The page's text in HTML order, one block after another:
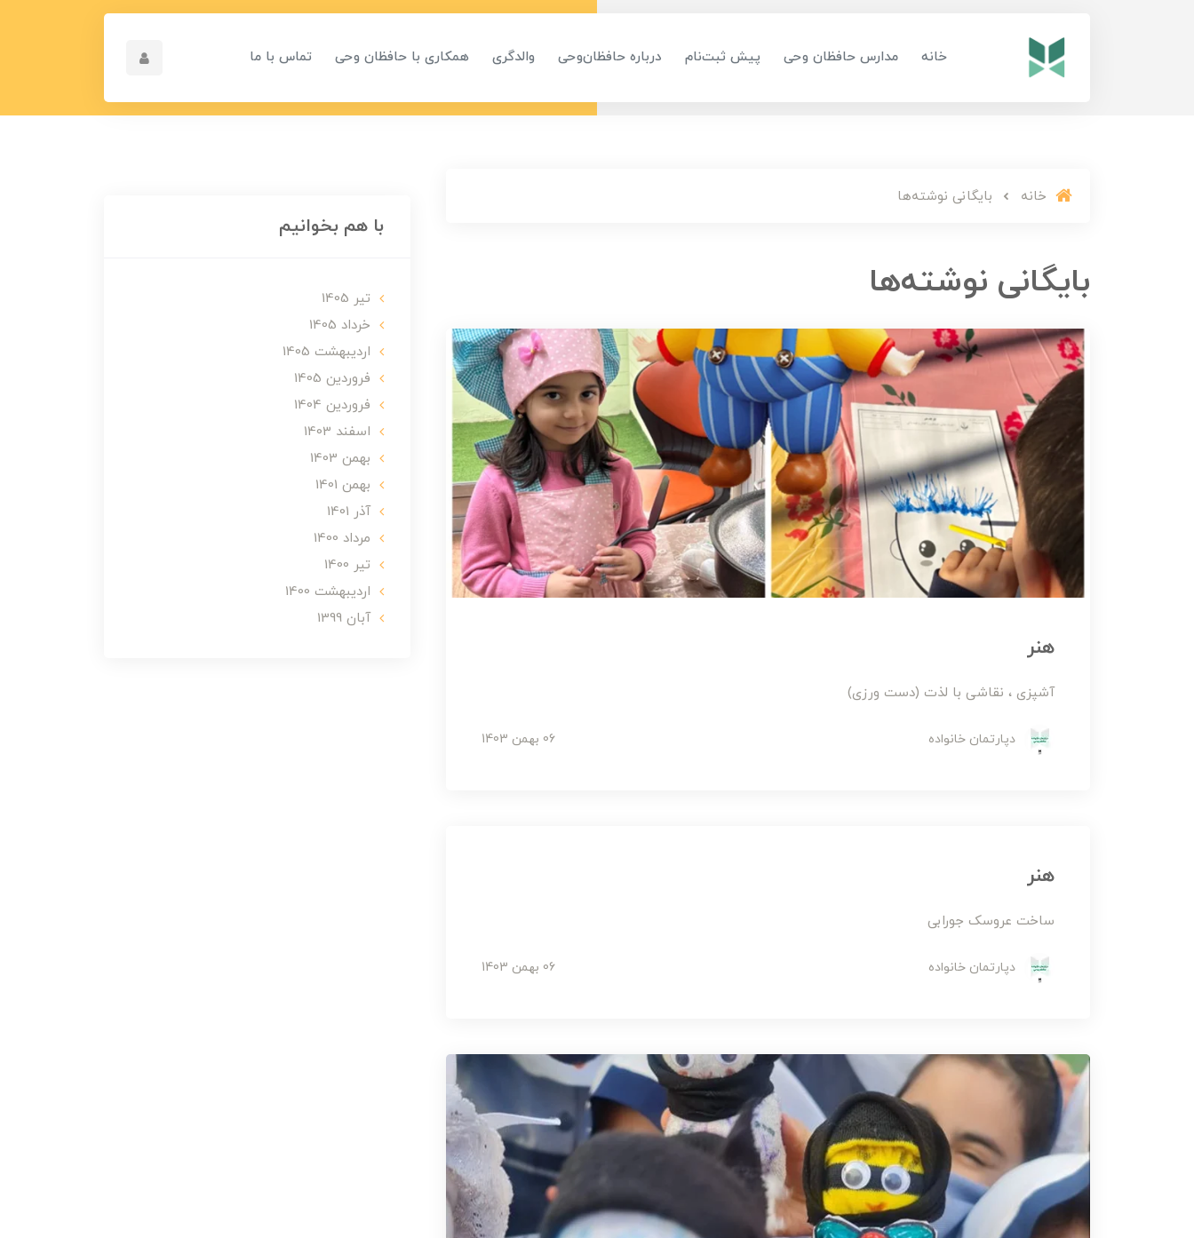
خانه مدارس حافظان وحی پیش ثبت‌نام درباره حافظان‌وحی والدگری همکاری با حافظان وحی تماس با ما
خانه بایگانی نوشته‌ها
بایگانی نوشته‌ها
هنر
آشپزی ، نقاشی با لذت (دست ورزی)
دپارتمان خانواده 06 بهمن 1403
هنر
ساخت عروسک جورابی
دپارتمان خانواده 06 بهمن 1403
با هم بخوانیم
تير 1405
خرداد 1405
ارديبهشت 1405
فروردین 1405
فروردین 1404
اسفند 1403
بهمن 1403
بهمن 1401
آذر 1401
مرداد 1400
تير 1400
ارديبهشت 1400
آبان 1399